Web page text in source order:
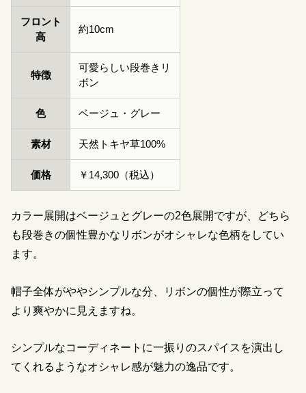
フロント
高
約10cm
特徴
可愛らしい段巻きリ
ボン
色 ベージュ・グレー
素材 天然トキヤ草100%
価格 ￥14,300（税込）
カラー展開はベージュとグレーの2色展開ですが、どちら
も段巻きの個性豊かなリボンがオシャレな色柄をしてい
ます。
帽子全体がややシンプルな分、リボンの個性が際立って
より爽やかに見えますね。
シンプルなコーディネートに一振りのスパイスを演出し
てくれるようなオシャレ感が魅力の逸品です。